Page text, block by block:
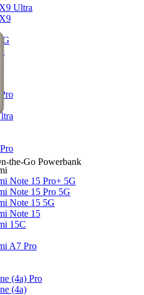
Ultra
Note 15 Pro+ 5G
Note 15 Pro 5G
Note 15 5G
Note 15
15C
A7 Pro
(4a) Pro
(4a)
the-Go Powerbank